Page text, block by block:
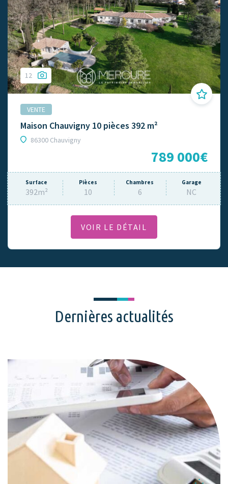
12
VENTE
Maison Chauvigny 10 pièces 392 m²
86300 Chauvigny
789 000€
Surface
392m²
Pièces
10
Chambres
6
Garage
NC
VOIR LE DÉTAIL
Dernières actualités